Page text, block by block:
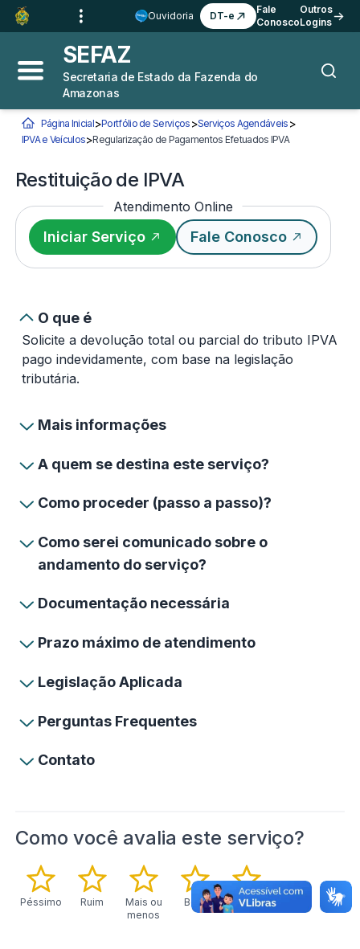
Ir para o
Conteúdo
Ir para a
Navegação 3
Ir para o
Rodapé 4
Ouvidoria DT-e
Fale
Conosco
Outros
Logins
Abrir menu principal
SEFAZ
Secretaria de Estado da Fazenda do
Amazonas
Você está aqui:
Página Inicial>Portfólio de Serviços >Serviços Agendáveis >
IPVA e Veículos>Regularização de Pagamentos Efetuados IPVARestituição de
Restituição de IPVA
Atendimento Online
Iniciar Serviço Fale Conosco
O que é
Solicite a devolução total ou parcial do tributo IPVA
pago indevidamente, com base na legislação
tributária.
Mais informações
A quem se destina este serviço?
Como proceder (passo a passo)?
Como serei comunicado sobre o
andamento do serviço?
Documentação necessária
Prazo máximo de atendimento
Legislação Aplicada
Perguntas Frequentes
Contato
Como você avalia este serviço?
Péssimo Ruim
Mais ou
menos
Bom Excelente